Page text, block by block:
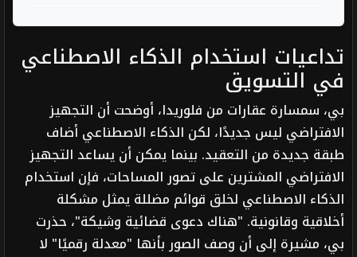
تداعيات استخدام الذكاء الاصطناعي
في التسويق
بي، سمسارة عقارات من فلوريدا، أوضحت أن التجهيز
الافتراضي ليس جديدًا، لكن الذكاء الاصطناعي أضاف
طبقة جديدة من التعقيد. بينما يمكن أن يساعد التجهيز
الافتراضي المشترين على تصور المساحات، فإن استخدام
الذكاء الاصطناعي لخلق قوائم مضللة يمثل مشكلة
أخلاقية وقانونية. "هناك دعوى قضائية وشيكة"، حذرت
بي، مشيرة إلى أن وصف الصور بأنها "معدلة رقميًا" لا